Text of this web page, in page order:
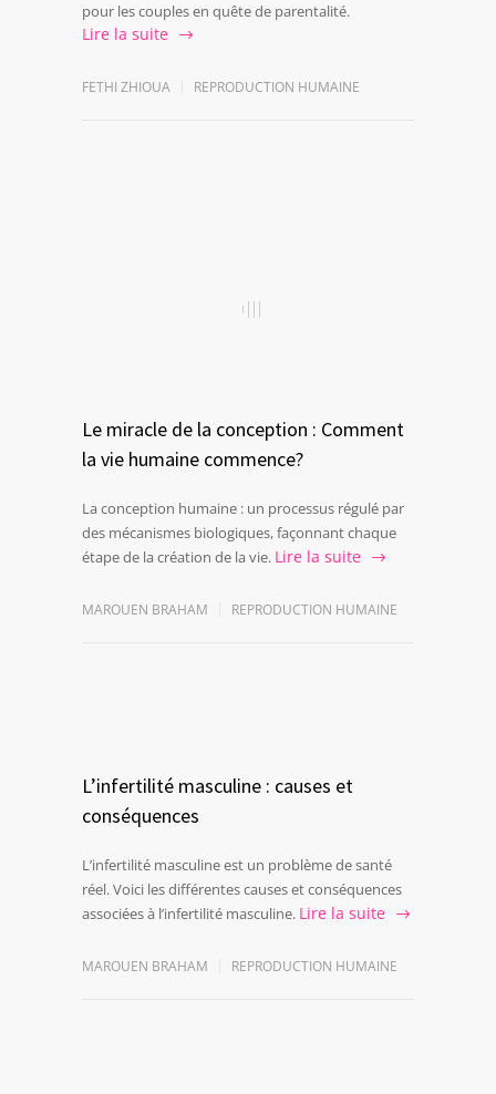
pour les couples en quête de parentalité.
Lire la suite
FETHI ZHIOUA REPRODUCTION HUMAINE
Le miracle de la conception : Comment
la vie humaine commence?
La conception humaine : un processus régulé par
des mécanismes biologiques, façonnant chaque
étape de la création de la vie. Lire la suite
MAROUEN BRAHAM REPRODUCTION HUMAINE
L’infertilité masculine : causes et
conséquences
L’infertilité masculine est un problème de santé
réel. Voici les différentes causes et conséquences
associées à l’infertilité masculine. Lire la suite
MAROUEN BRAHAM REPRODUCTION HUMAINE